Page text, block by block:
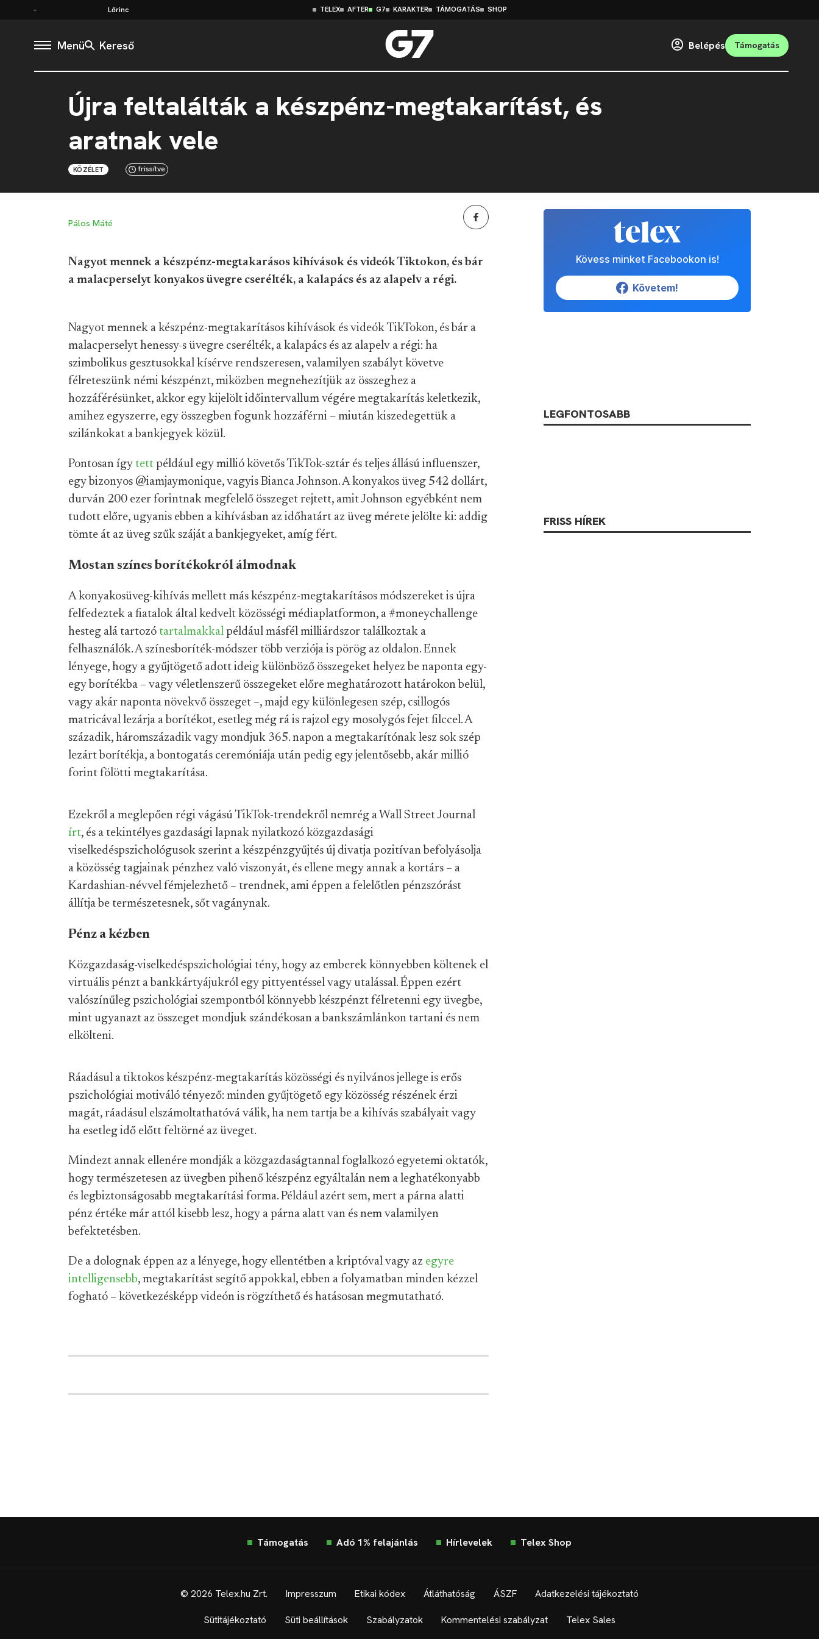
Lőrinc TELEX AFTER G7 KARAKTER TÁMOGATÁS SHOP
Menü Kereső Belépés Támogatás
Újra feltalálták a készpénz-megtakarítást, és
aratnak vele
KÖZÉLET frissítve
Pálos Máté
Nagyot mennek a készpénz-megtakarásos kihívások és videók Tiktokon, és bár
a malacperselyt konyakos üvegre cserélték, a kalapács és az alapelv a régi.
Nagyot mennek a készpénz-megtakarításos kihívások és videók TikTokon, és bár a
malacperselyt henessy-s üvegre cserélték, a kalapács és az alapelv a régi: ha
szimbolikus gesztusokkal kísérve rendszeresen, valamilyen szabályt követve
félreteszünk némi készpénzt, miközben megnehezítjük az összeghez a
hozzáférésünket, akkor egy kijelölt időintervallum végére megtakarítás keletkezik,
amihez egyszerre, egy összegben fogunk hozzáférni – miután kiszedegettük a
szilánkokat a bankjegyek közül.
Pontosan így tett például egy millió követős TikTok-sztár és teljes állású influenszer,
egy bizonyos @iamjaymonique, vagyis Bianca Johnson. A konyakos üveg 542 dollárt,
durván 200 ezer forintnak megfelelő összeget rejtett, amit Johnson egyébként nem
tudott előre, ugyanis ebben a kihívásban az időhatárt az üveg mérete jelölte ki: addig
tömte át az üveg szűk száját a bankjegyeket, amíg fért.
Mostan színes borítékokról álmodnak
A konyakosüveg-kihívás mellett más készpénz-megtakarításos módszereket is újra
felfedeztek a fiatalok által kedvelt közösségi médiaplatformon, a #moneychallenge
hesteg alá tartozó tartalmakkal például másfél milliárdszor találkoztak a
felhasználók. A színesboríték-módszer több verziója is pörög az oldalon. Ennek
lényege, hogy a gyűjtögető adott ideig különböző összegeket helyez be naponta egy-
egy borítékba – vagy véletlenszerű összegeket előre meghatározott határokon belül,
vagy akár naponta növekvő összeget –, majd egy különlegesen szép, csillogós
matricával lezárja a borítékot, esetleg még rá is rajzol egy mosolygós fejet filccel. A
századik, háromszázadik vagy mondjuk 365. napon a megtakarítónak lesz sok szép
lezárt borítékja, a bontogatás ceremóniája után pedig egy jelentősebb, akár millió
forint fölötti megtakarítása.
Ezekről a meglepően régi vágású TikTok-trendekről nemrég a Wall Street Journal
írt, és a tekintélyes gazdasági lapnak nyilatkozó közgazdasági
viselkedéspszichológusok szerint a készpénzgyűjtés új divatja pozitívan befolyásolja
a közösség tagjainak pénzhez való viszonyát, és ellene megy annak a kortárs – a
Kardashian-névvel fémjelezhető – trendnek, ami éppen a felelőtlen pénzszórást
állítja be természetesnek, sőt vagánynak.
Pénz a kézben
Közgazdaság-viselkedéspszichológiai tény, hogy az emberek könnyebben költenek el
virtuális pénzt a bankkártyájukról egy pittyentéssel vagy utalással. Éppen ezért
valószínűleg pszichológiai szempontból könnyebb készpénzt félretenni egy üvegbe,
mint ugyanazt az összeget mondjuk szándékosan a bankszámlánkon tartani és nem
elkölteni.
Ráadásul a tiktokos készpénz-megtakarítás közösségi és nyilvános jellege is erős
pszichológiai motiváló tényező: minden gyűjtögető egy közösség részének érzi
magát, ráadásul elszámoltathatóvá válik, ha nem tartja be a kihívás szabályait vagy
ha esetleg idő előtt feltörné az üveget.
Mindezt annak ellenére mondják a közgazdaságtannal foglalkozó egyetemi oktatók,
hogy természetesen az üvegben pihenő készpénz egyáltalán nem a leghatékonyabb
és legbiztonságosabb megtakarítási forma. Például azért sem, mert a párna alatti
pénz értéke már attól kisebb lesz, hogy a párna alatt van és nem valamilyen
befektetésben.
De a dolognak éppen az a lényege, hogy ellentétben a kriptóval vagy az egyre
intelligensebb, megtakarítást segítő appokkal, ebben a folyamatban minden kézzel
fogható – következésképp videón is rögzíthető és hatásosan megmutatható.
Kövess minket Facebookon is!
Követem!
LEGFONTOSABB
FRISS HÍREK
Támogatás Adó 1% felajánlás Hírlevelek Telex Shop
© 2026 Telex.hu Zrt. Impresszum Etikai kódex Átláthatóság ÁSZF Adatkezelési tájékoztató
Sütitájékoztató Süti beállítások Szabályzatok Kommentelési szabályzat Telex Sales